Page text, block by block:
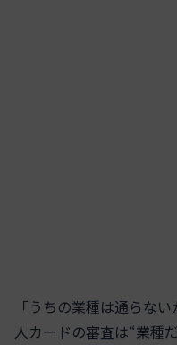
「うちの業種は通らな
人カードの審査は“業種